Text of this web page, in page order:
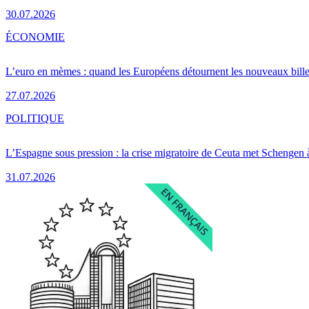
30.07.2026
L’euro en mèmes : quand les Européens détournent les nouveaux
27.07.2026
ÉCONOMIE
L’Espagne sous pression : la crise migratoire de Ceuta met Schengen
31.07.2026
POLITIQUE